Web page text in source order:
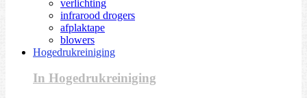
verlichting
infrarood drogers
afplaktape
blowers
Hogedrukreiniging
In Hogedrukreiniging